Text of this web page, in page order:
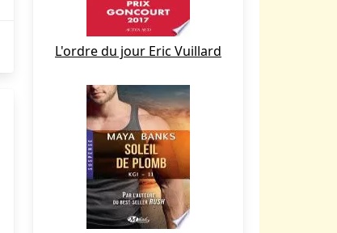
L'ordre du jour Eric Vuillard